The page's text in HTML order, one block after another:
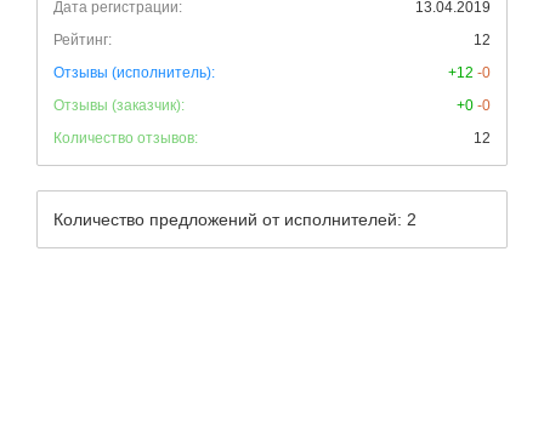
Дата регистрации:
13.04.2019
Рейтинг:
12
Отзывы (исполнитель):
+12 -0
Отзывы (заказчик):
+0 -0
Количество отзывов:
12
Количество предложений от исполнителей: 2